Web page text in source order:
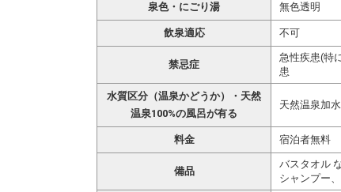
泉色・にごり湯 無色透明
飲泉適応 不可
禁忌症
急性疾患(特
患
水質区分（温泉かどうか）・天然
温泉100%の風呂が有る
天然温泉加
料金 宿泊者無料
備品
バスタオル
シャンプー